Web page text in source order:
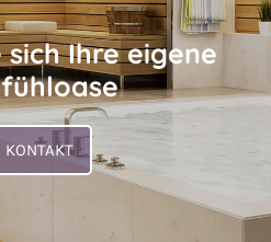
Ihre eigene
KONTAKT